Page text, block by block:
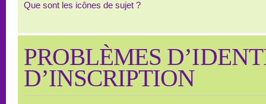
Que sont les icônes de sujet ?
PROBLÈMES
D’INSCRIPTION